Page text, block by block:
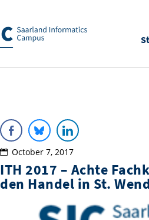
October 7, 2017
ITH 2017 – Achte
den Handel in St.